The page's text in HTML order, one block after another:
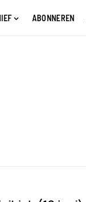
ABONNEREN